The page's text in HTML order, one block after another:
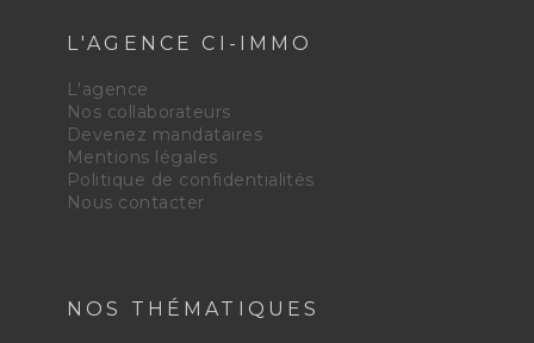
L'AGENCE CI-IMMO
L'agence
Nos collaborateurs
Devenez mandataires
Mentions légales
Politique de confidentialités
Nous contacter
NOS THÉMATIQUES